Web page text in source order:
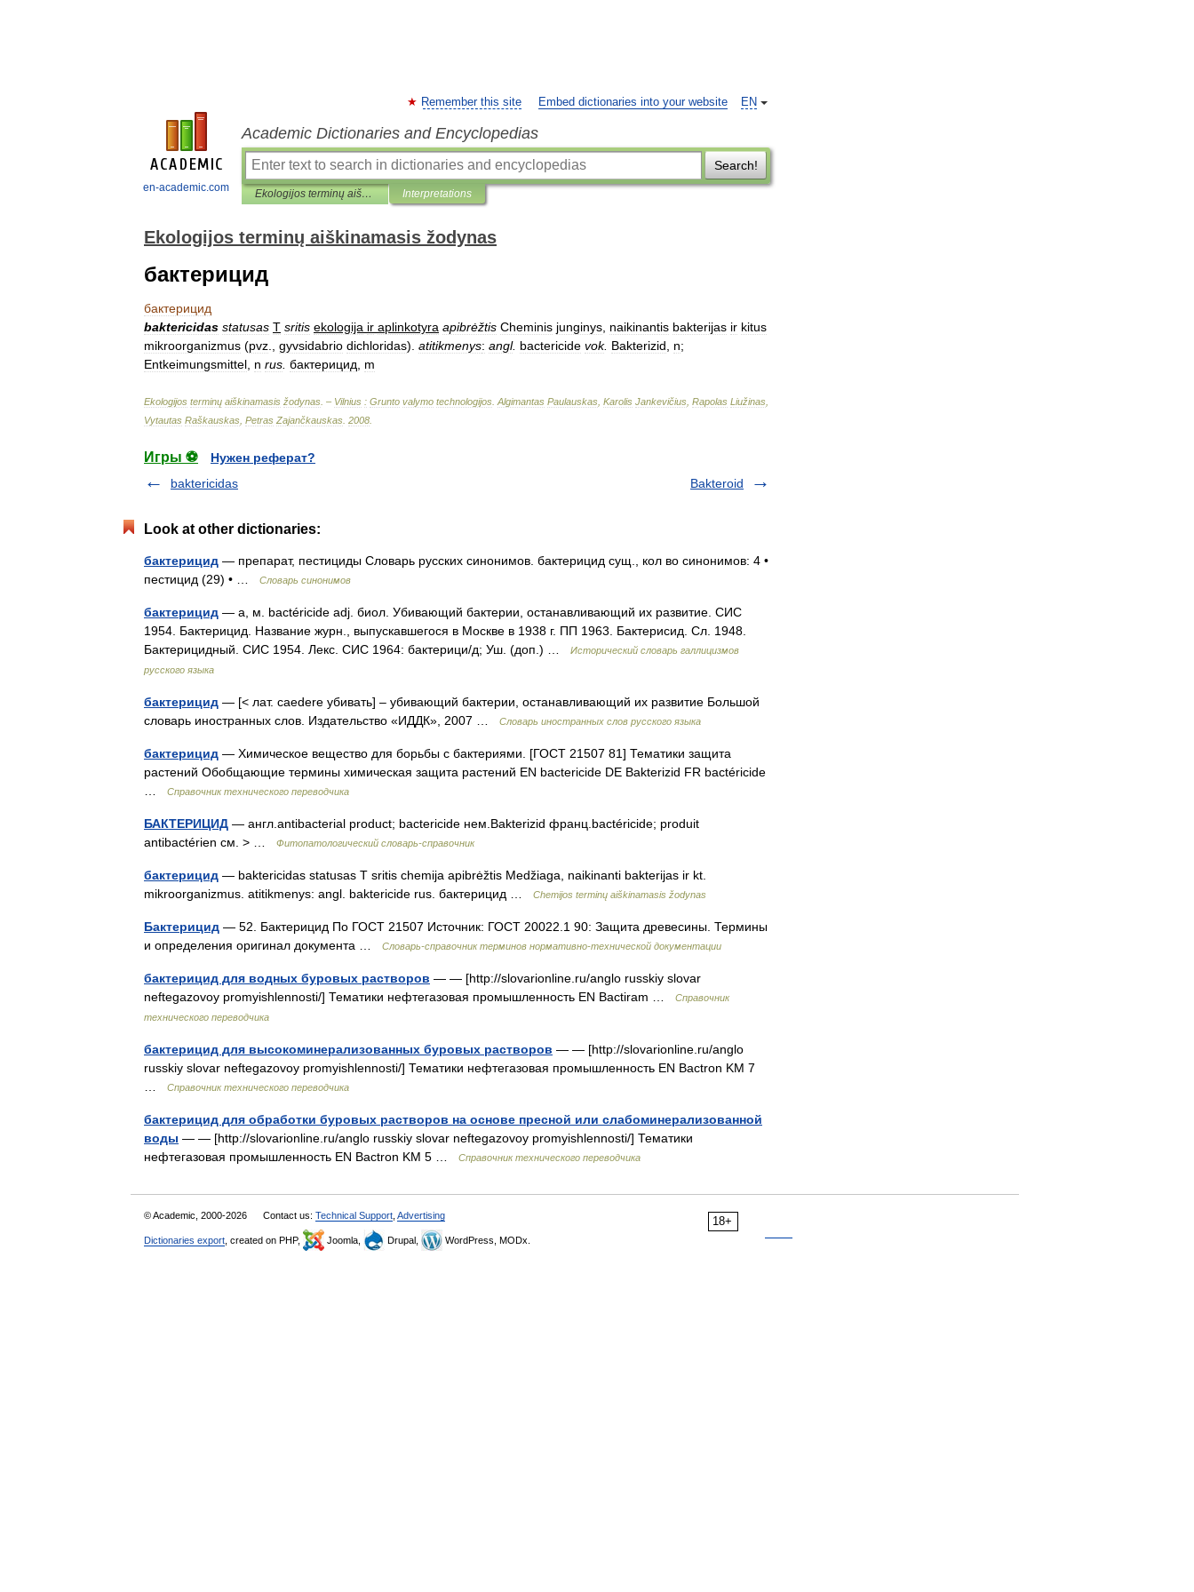
en-academic.com
EN
Remember this site Embed dictionaries into your website
Academic Dictionaries and Encyclopedias
Search!
Ekologijos terminų aiškinamasis žodynas Interpretations
Ekologijos terminų aiškinamasis žodynas
бактерицид
бактерицид
baktericidas statusas T sritis ekologija ir aplinkotyra apibrėžtis Cheminis junginys naikinantis bakterijas ir kitus
mikroorganizmus (pvz gyvsidabrio dichloridas). atitikmenys: angl. bactericide vok. Bakterizid n;
Entkeimungsmittel n rus бактерицид m
Ekologijos terminų aiškinamasis žodynas . – Vilnius : Grunto valymo technologijos Algimantas Paulauskas Karolis Jankevičius Rapolas Liužinas
Vytautas Raškauskas Petras Zajančkauskas 2008
Игры ⚽
Нужен реферат?
baktericidas
Bakteroid
Look at other dictionaries:
бактерицид — препарат, пестициды Словарь русских синонимов. бактерицид сущ., кол во синонимов: 4 •
пестицид (29) • …
Словарь синонимов
бактерицид — а, м. bactéricide adj. биол. Убивающий бактерии, останавливающий их развитие. СИС
1954. Бактерицид. Название журн., выпускавшегося в Москве в 1938 г. ПП 1963. Бактерисид. Сл. 1948.
Бактерицидный. СИС 1954. Лекс. СИС 1964: бактерици/д; Уш. (доп.) …
Исторический словарь галлицизмов
русского языка
бактерицид — [< лат. caedere убивать] – убивающий бактерии, останавливающий их развитие Большой
словарь иностранных слов. Издательство «ИДДК», 2007 …
Словарь иностранных слов русского языка
бактерицид — Химическое вещество для борьбы с бактериями. [ГОСТ 21507 81] Тематики защита
растений Обобщающие термины химическая защита растений EN bactericide DE Bakterizid FR bactéricide
Справочник технического переводчика
БАКТЕРИЦИД — англ.antibacterial product; bactericide нем.Bakterizid франц.bactéricide; produit
antibactérien см. > …
Фитопатологический словарь-справочник
бактерицид — baktericidas statusas T sritis chemija apibrėžtis Medžiaga, naikinanti bakterijas ir kt.
mikroorganizmus. atitikmenys: angl. baktericide rus. бактерицид …
Chemijos terminų aiškinamasis žodynas
Бактерицид — 52. Бактерицид По ГОСТ 21507 Источник: ГОСТ 20022.1 90: Защита древесины. Термины
и определения оригинал документа …
Словарь-справочник терминов нормативно-технической документации
бактерицид для водных буровых растворов — — [http://slovarionline.ru/anglo russkiy slovar
neftegazovoy promyishlennosti/] Тематики нефтегазовая промышленность EN Bactiram …
Справочник
технического переводчика
бактерицид для высокоминерализованных буровых растворов — — [http://slovarionline.ru/anglo
russkiy slovar neftegazovoy promyishlennosti/] Тематики нефтегазовая промышленность EN Bactron KM 7
Справочник технического переводчика
бактерицид для обработки буровых растворов на основе пресной или слабоминерализованной
воды — — [http://slovarionline.ru/anglo russkiy slovar neftegazovoy promyishlennosti/] Тематики
нефтегазовая промышленность EN Bactron KM 5 …
Справочник технического переводчика
18+
© Academic, 2000-2026 Contact us: Technical Support Advertising
Dictionaries export , created on PHP, Joomla, Drupal, WordPress, MODx.